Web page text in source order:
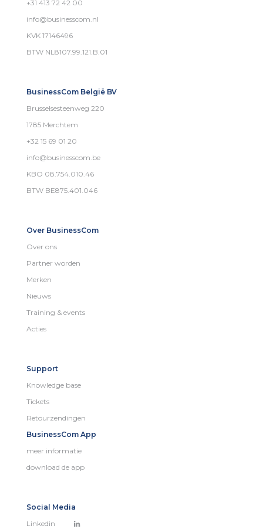
+31 413 72 42 00
info@businesscom.nl
KVK 17146496
BTW NL8107.99.121.B.01
BusinessCom België BV
Brusselsesteenweg 220
1785 Merchtem
+32 15 69 01 20
info@businesscom.be
KBO 08.754.010.46
BTW BE875.401.046
Over BusinessCom
Over ons
Partner worden
Merken
Nieuws
Training & events
Acties
Support
Knowledge base
Tickets
Retourzendingen
BusinessCom App
meer informatie
download de app
Social Media
Linkedin